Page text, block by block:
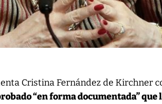
Cristina Fernández de Kirchner
“en forma documentada” que